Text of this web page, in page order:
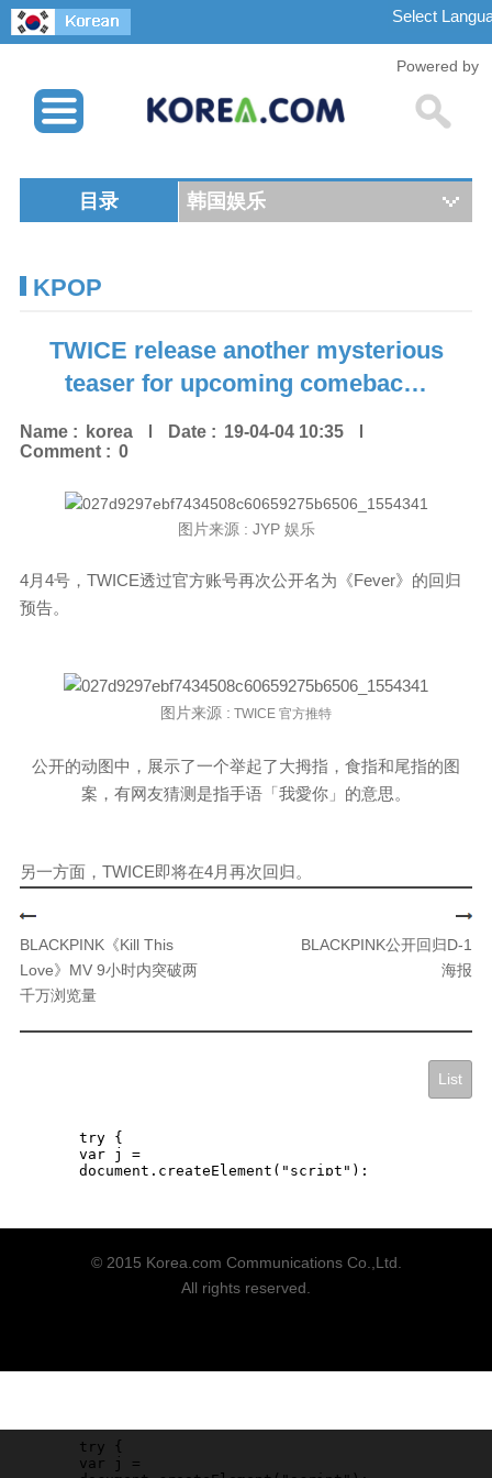
Powered by
目录 韩国娱乐
KPOP
TWICE release another mysterious
teaser for upcoming comebac…
Name : korea Date : 19-04-04 10:35
Comment : 0
图片来源 : JYP 娱乐
4月4号，TWICE透过官方账号再次公开名为《Fever》的回归
预告。
图片来源 : TWICE 官方推特
公开的动图中，展示了一个举起了大拇指，食指和尾指的图
案，有网友猜测是指手语「我愛你」的意思。
另一方面，TWICE即将在4月再次回归。
BLACKPINK《Kill This
Love》MV 9小时内突破两
千万浏览量
BLACKPINK公开回归D-1
海报
List
© 2015 Korea.com Communications Co.,Ltd.
All rights reserved.